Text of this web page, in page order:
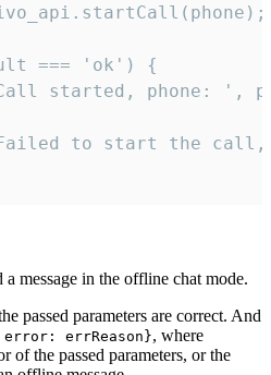
=== 'ok') {
started, phone: ',
to start the
message in the offline chat mode.
passed parameters are correct. And
errReason}, where
of the passed parameters, or the